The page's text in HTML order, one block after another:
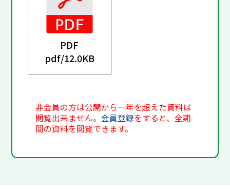
PDF
pdf/12.0KB
非会員の方は公開から一年を超えた資料は
閲覧出来ません。会員登録をすると、全期
間の資料を閲覧できます。